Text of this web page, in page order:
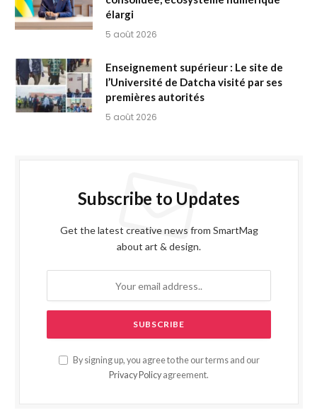
élargi
5 août 2026
Enseignement supérieur : Le site de
l’Université de Datcha visité par ses
premières autorités
5 août 2026
Subscribe to Updates
Get the latest creative news from SmartMag
about art & design.
By signing up, you agree to the our terms and our
Privacy Policy agreement.